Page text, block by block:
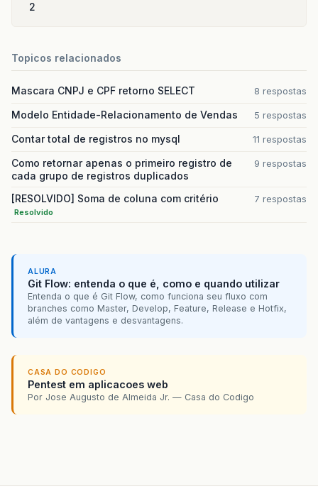
2
Topicos relacionados
Mascara CNPJ e CPF retorno SELECT 8 respostas
Modelo Entidade-Relacionamento de Vendas 5 respostas
Contar total de registros no mysql 11 respostas
Como retornar apenas o primeiro registro de
cada grupo de registros duplicados
9 respostas
[RESOLVIDO] Soma de coluna com critério
Resolvido
7 respostas
ALURA
Git Flow: entenda o que é, como e quando utilizar
Entenda o que é Git Flow, como funciona seu fluxo com
branches como Master, Develop, Feature, Release e Hotfix,
além de vantagens e desvantagens.
CASA DO CODIGO
Pentest em aplicacoes web
Por Jose Augusto de Almeida Jr. — Casa do Codigo